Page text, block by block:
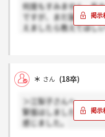
何度もすみません。私
ですが、まだ届いてい
えましたら教えてほし
＊ さん (18卒)
＞江梨子さんへ
緊張はしましたが、私
感じました。